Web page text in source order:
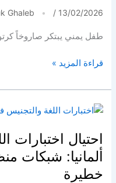
Ghaleb / 13/02/2026
طفل يمني يبتكر صاروخاً
طفل
يبتكر
صاروخاً
بأنظمة
توجيه
لاسلكية
قراءة المزيد »
احتيال اختبارات
ألمانيا: شبكات
خطيرة